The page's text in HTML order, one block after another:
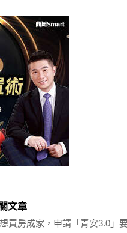
文章
想買房成家，申請「青安3.0」